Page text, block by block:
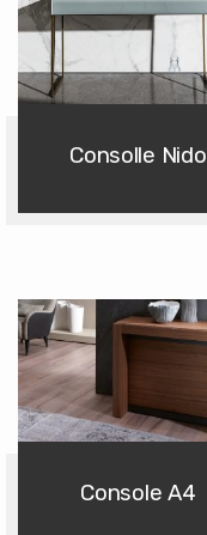
Consolle Nido
Console A4